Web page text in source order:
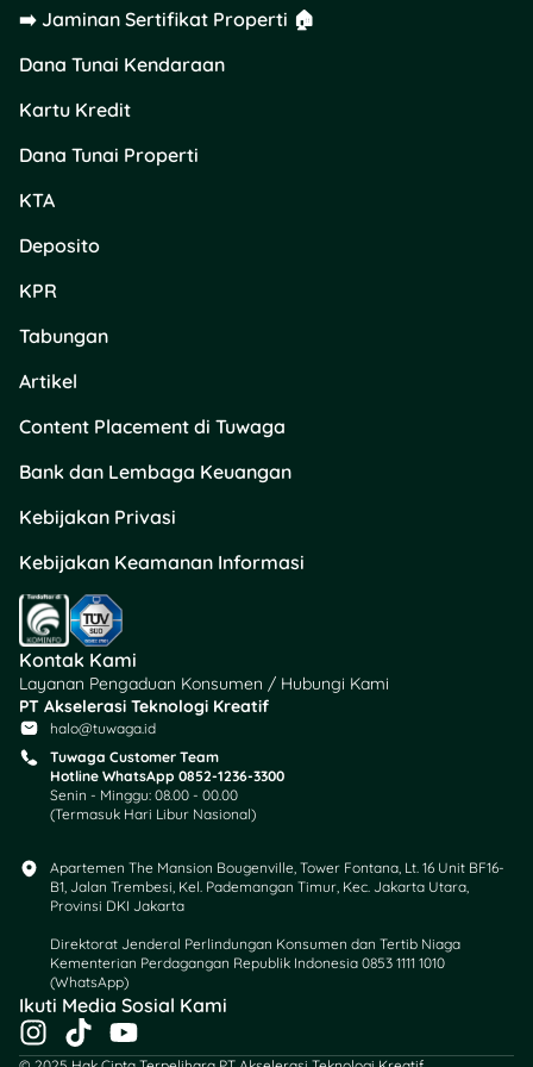
4. Buat Laporan Polisi
mewajibkan surat
untuk proses penggantian
bermanfaat sebagai bukti
resmi bila terjadi tindak
atau transaksi
Datangi kantor polisi
dokumen pendukung
terakhir,screenshot m-
rekening. Ceritakan
kronologi kehilangan. Lalu
kehilangan yang diterbitkan
polisi sebagai arsip.
5. Datangi Cabang Bank
untuk Membuat Kartu
ATM Baru
Selanjutnya kunjungi kantor
membawa surat
kehilangan dari kepolisian,
KTP, dan buku tabungan.
Sampaikan permintaan
ganti kartu baru ke bagian
Customer Service.
Kamu akan diminta mengisi
➡️ Jaminan Sertifikat Properti 🏠
Dana Tunai Kendaraan
Kartu Kredit
Dana Tunai Properti
KTA
Deposito
KPR
Tabungan
Artikel
Content Placement di Tuwaga
Bank dan Lembaga Keuangan
Kebijakan Privasi
Kebijakan Keamanan Informasi
Kontak Kami
Layanan Pengaduan Konsumen / Hubungi Kami
PT Akselerasi Teknologi Kreatif
halo@tuwaga.id
Tuwaga Customer Team
Hotline WhatsApp 0852-1236-3300
Senin - Minggu: 08.00 - 00.00
(Termasuk Hari Libur Nasional)
Apartemen The Mansion Bougenville, Tower Fontana, Lt. 16 Unit BF16-
B1, Jalan Trembesi, Kel. Pademangan Timur, Kec. Jakarta Utara,
Provinsi DKI Jakarta
Direktorat Jenderal Perlindungan Konsumen dan Tertib Niaga
Kementerian Perdagangan Republik Indonesia 0853 1111 1010
(WhatsApp)​
Ikuti Media Sosial Kami
I
T
Y